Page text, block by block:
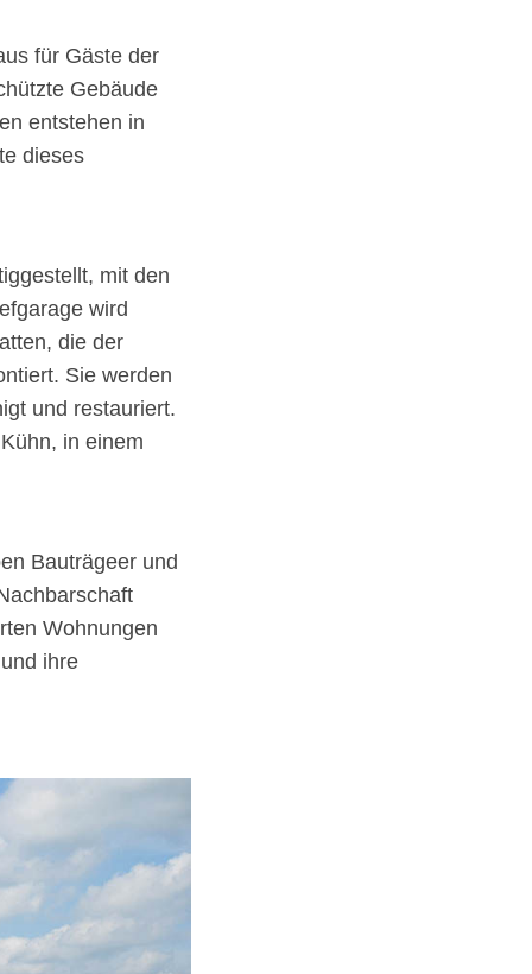
für Gäste der
Gebäude
entstehen in
dieses
mit den
wird
die der
Sie werden
und restauriert.
in einem
Bauträgeer und
Wohnungen
ihre